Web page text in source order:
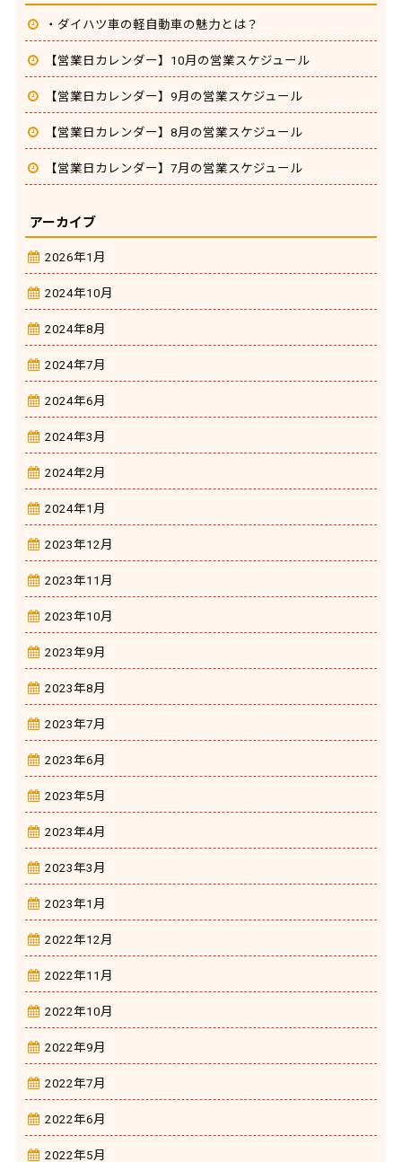
・ダイハツ車の軽自動車の魅力とは？
【営業日カレンダー】10月の営業スケジュール
【営業日カレンダー】9月の営業スケジュール
【営業日カレンダー】8月の営業スケジュール
【営業日カレンダー】7月の営業スケジュール
アーカイブ
2026年1月
2024年10月
2024年8月
2024年7月
2024年6月
2024年3月
2024年2月
2024年1月
2023年12月
2023年11月
2023年10月
2023年9月
2023年8月
2023年7月
2023年6月
2023年5月
2023年4月
2023年3月
2023年1月
2022年12月
2022年11月
2022年10月
2022年9月
2022年7月
2022年6月
2022年5月